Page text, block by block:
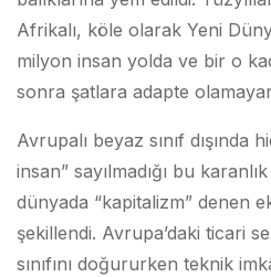
Afrikalı, köle olarak Yeni
milyon insan yolda ve bir o
sonra şatlara adapte
Avrupalı beyaz sınıf dışında
insan” sayılmadığı bu
dünyada “kapitalizm” denen
şekillendi. Avrupa’daki ticari
sınıfını doğururken teknik